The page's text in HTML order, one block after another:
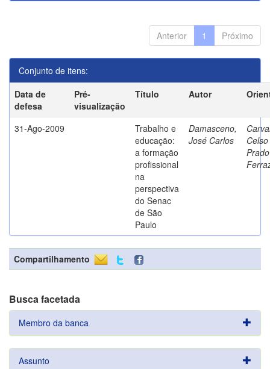
Anterior 1 Próximo
Conjunto de itens:
Data de
defesa
Pré-
visualização
Título Autor
31-Ago-2009
Trabalho e
educação:
a formação
profissional
na
perspectiva
do Senac
de São
Paulo
Damasceno,
José Carlos
Prado
Compartilhamento
Busca facetada
Membro da banca
Assunto